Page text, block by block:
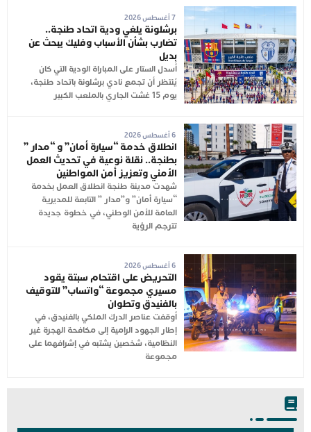
7 أغسطس 2026
برشلونة يلغي ودية اتحاد طنجة..
تضارب بشأن الأسباب وفليك يبحث عن
بديل
أُسدل الستار على المباراة الودية التي كان
يُنتظر أن تجمع نادي برشلونة باتحاد طنجة،
يوم 15 غشت الجاري بالملعب الكبير
6 أغسطس 2026
انطلاق خدمة “سيارة أمان” و “مدار ”
بطنجة.. نقلة نوعية في تحديث العمل
الأمني وتعزيز أمن المواطنين
شهدت مدينة طنجة انطلاق العمل بخدمة
“سيارة أمان” و”مدار ” التابعة للمديرية
العامة للأمن الوطني، في خطوة جديدة
تترجم الرؤية
6 أغسطس 2026
التحريض على اقتحام سبتة يقود
مسيري مجموعة “واتساب” للتوقيف
بالفنيدق وتطوان
أوقفت عناصر الدرك الملكي بالفنيدق، في
إطار الجهود الرامية إلى مكافحة الهجرة غير
النظامية، شخصين يشتبه في إشرافهما على
مجموعة